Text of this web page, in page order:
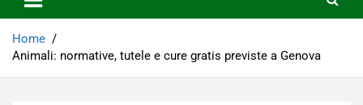
Home
Animali: normative, tutele e cure gratis previste a Genova